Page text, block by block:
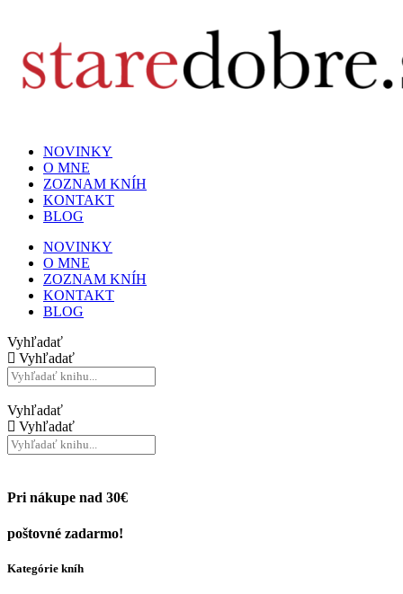
NOVINKY
O MNE
ZOZNAM KNÍH
KONTAKT
BLOG
NOVINKY
O MNE
ZOZNAM KNÍH
KONTAKT
BLOG
Vyhľadať
Vyhľadať
Vyhľadať
Vyhľadať
Pri nákupe nad 30€
poštovné zadarmo!
Kategórie kníh